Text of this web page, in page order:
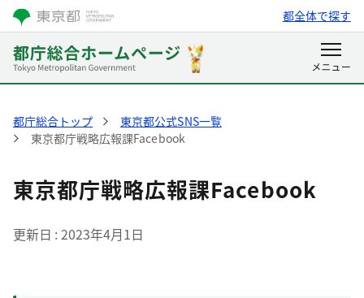
都全体で探す
都庁総合トップ
東京都公式SNS一覧
東京都庁戦略広報課Facebook
東京都庁戦略広報課Facebook
更新日 2023年4月1日